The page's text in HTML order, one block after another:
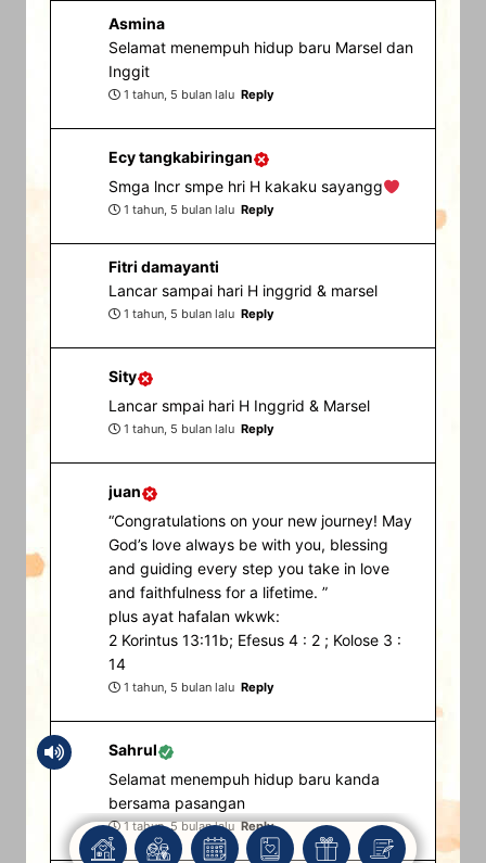
Asmina
Selamat menempuh hidup baru Marsel dan
Inggit
1 tahun, 5 bulan lalu Reply
Ecy tangkabiringan
Smga lncr smpe hri H kakaku sayangg
1 tahun, 5 bulan lalu Reply
Fitri damayanti
Lancar sampai hari H inggrid & marsel
1 tahun, 5 bulan lalu Reply
Sity
Lancar smpai hari H Inggrid & Marsel
1 tahun, 5 bulan lalu Reply
juan
“Congratulations on your new journey! May
God’s love always be with you, blessing
and guiding every step you take in love
and faithfulness for a lifetime. ”
plus ayat hafalan wkwk:
2 Korintus 13:11b; Efesus 4 : 2 ; Kolose 3 :
14
1 tahun, 5 bulan lalu Reply
Sahrul
Selamat menempuh hidup baru kanda
bersama pasangan
1 tahun, 5 bulan lalu Reply